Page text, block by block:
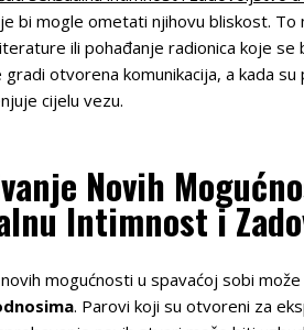
bi mogle ometati njihovu bliskost.
ili pohađanje radionica koje
gradi otvorena komunikacija, a kada
cijelu vezu.
Novih
Intimnost i
mogućnosti u spavaćoj sobi
. Parovi koji su otvoreni za